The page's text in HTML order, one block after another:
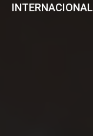
INTERNACIONAL